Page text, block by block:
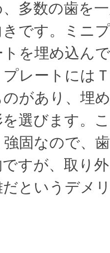
多数の歯を
です。ミニ
を埋め込ん
レートには
があり、埋
選びます。
強固なので、
すが、取り
というデメ